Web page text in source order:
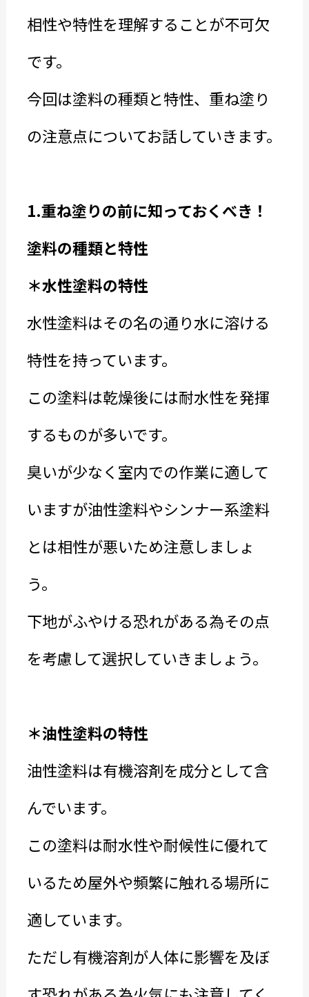
相性や特性を理解することが不可欠
です。
今回は塗料の種類と特性、重ね塗り
の注意点についてお話していきます。
1.重ね塗りの前に知っておくべき！
塗料の種類と特性
＊水性塗料の特性
水性塗料はその名の通り水に溶ける
特性を持っています。
この塗料は乾燥後には耐水性を発揮
するものが多いです。
臭いが少なく室内での作業に適して
いますが油性塗料やシンナー系塗料
とは相性が悪いため注意しましょ
う。
下地がふやける恐れがある為その点
を考慮して選択していきましょう。
＊油性塗料の特性
油性塗料は有機溶剤を成分として含
んでいます。
この塗料は耐水性や耐候性に優れて
いるため屋外や頻繁に触れる場所に
適しています。
ただし有機溶剤が人体に影響を及ぼ